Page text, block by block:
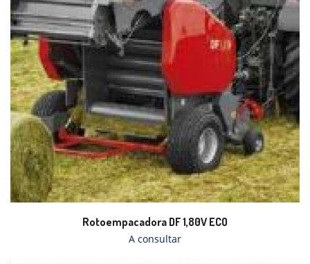
Rotoempacadora DF 1,80V ECO
A consultar